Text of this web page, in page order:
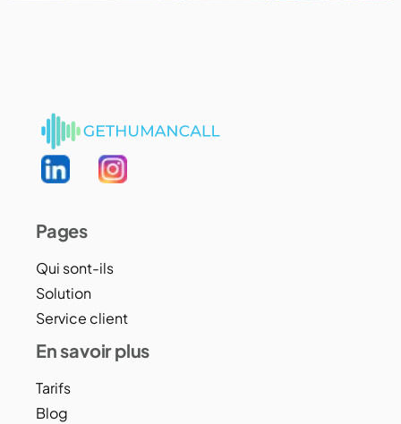
Pages
Qui sont-ils
Solution
Service client
En savoir plus
Tarifs
Blog